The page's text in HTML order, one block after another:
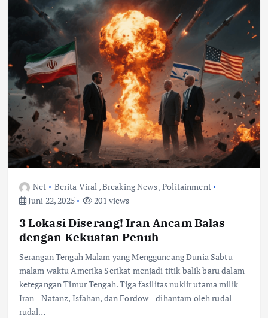
Net Berita Viral ,Breaking News,Politainment
Juni 22, 2025
201 views
3 Lokasi Diserang! Iran Ancam Balas
dengan Kekuatan Penuh
Serangan Tengah Malam yang Mengguncang Dunia Sabtu
malam waktu Amerika Serikat menjadi titik balik baru dalam
ketegangan Timur Tengah. Tiga fasilitas nuklir utama milik
Iran—Natanz, Isfahan, dan Fordow—dihantam oleh rudal-
rudal…